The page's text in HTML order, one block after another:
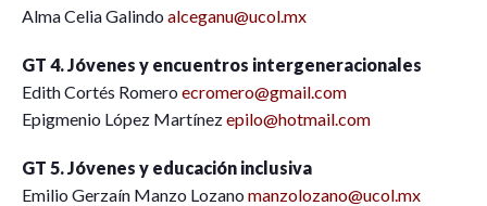
Alma Celia Galindo alceganu@ucol.mx
GT 4. Jóvenes y encuentros intergeneracionales
Edith Cortés Romero ecromero@gmail.com
Epigmenio López Martínezepilo@hotmail.com
GT 5. Jóvenes y educación inclusiva
Emilio Gerzaín Manzo Lozano manzolozano@ucol.mx